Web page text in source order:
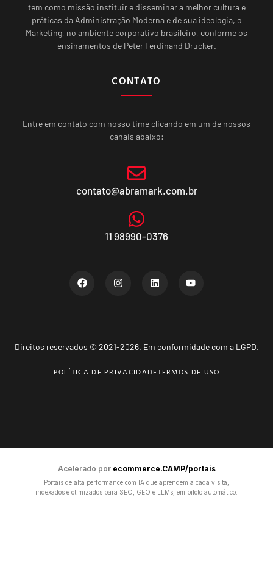
tem como missão instituir e disseminar a melhor cultura e
práticas da Administração Moderna e de sua ideologia, o
Marketing, no ambiente corporativo brasileiro, conforme os
ensinamentos de Peter Ferdinand Drucker.
CONTATO
Entre em contato com nosso time clicando em um de nossos
canais abaixo:
contato@abramark.com.br
11 98990-0376
Direitos reservados © 2021-2026. Em conformidade com a LGPD.
POLÍTICA DE PRIVACIDADETERMOS DE USO
Acelerado por ecommerce.CAMP/portais
Portais de alta performance com IA que aprendem a cada visita,
indexados e otimizados para SEO, GEO e LLMs, em piloto automático.